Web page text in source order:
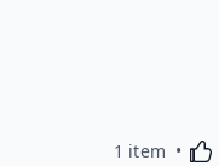
1 item